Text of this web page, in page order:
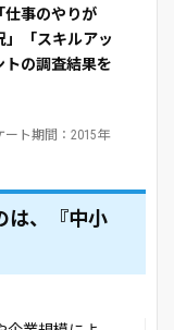
仕事のやりが
」「スキルアッ
トの調査結果を
ート期間：2015年
は、『中小